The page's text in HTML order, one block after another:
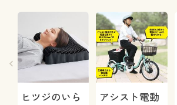
ヒツジのいら
アシスト電動